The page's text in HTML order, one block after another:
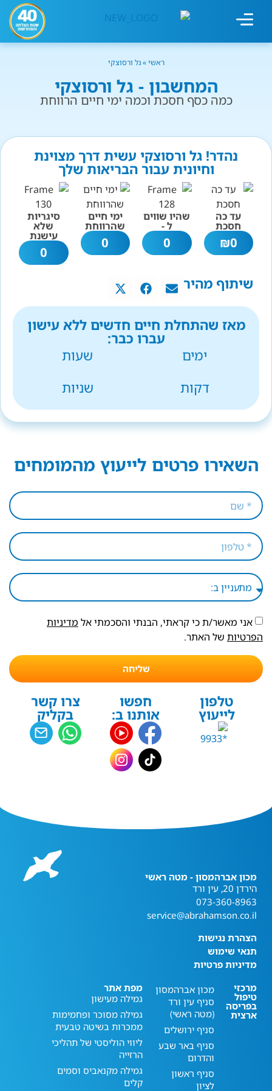
ראשי»גל ורסוצקי
המחשבון - גל ורסוצקי
כמה כסף חסכת וכמה ימי חיים הרווחת
נהדר! גל ורסוצקי עשית דרך מצוינת
וחיונית עבור הבריאות שלך
עד כה
חסכת
0
₪
שהיו שווים
ל -
0
ימי חיים
שהרווחת
0
סיגריות
שלא
עישנת
0
שיתוף מהיר
מאז שהתחלת חיים חדשים ללא עישון
עברו כבר:
ימים
שעות
דקות
שניות
השאירו פרטים לייעוץ מהמומחים
אני מאשר/ת כי קראתי, הבנתי והסכמתי אל מדיניות
הפרטיות של האתר.
שליחה
טלפון
לייעוץ
חפשו
אותנו ב:
צרו קשר
בקליק
מכון אברהמסון - מטה ראשי
הירדן 20, עין ורד
073-360-8963
service@abrahamson.co.il
הצהרת נגישות
תנאי שימוש
מדיניות פרטיות
מרכזי
טיפול
בפריסה
ארצית
מכון אברהמסון
סניף עין ורד
(מטה ראשי)
סניף ירושלים
סניף באר שבע
והדרום
סניף ראשון
לציון
מפת אתר
גמילה מעישון
גמילה מסוכר ופחמימות
ממכרות בשיטה טבעית
ליווי הוליסטי של תהליכי
הרזייה
גמילה מקנאביס וסמים
קלים